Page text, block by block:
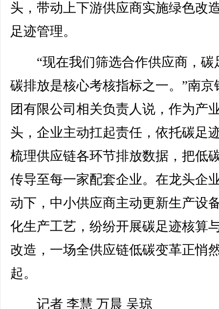
头，带动上下游供应商实施绿色改
足迹管理。
“现在我们筛选合作供应商，碳
碳排放是核心考核指标之一。”南京
团有限公司相关负责人说，作为产
头，企业主动扛起责任，依托碳足
梳理供应链各环节排放数据，把低
传导至每一家配套企业。在龙头企
动下，中小供应商主动更新生产设
化生产工艺，纷纷开展碳足迹核算
改造，一场全供应链低碳变革正悄
起。
记者 李慧 万晨 吴琼